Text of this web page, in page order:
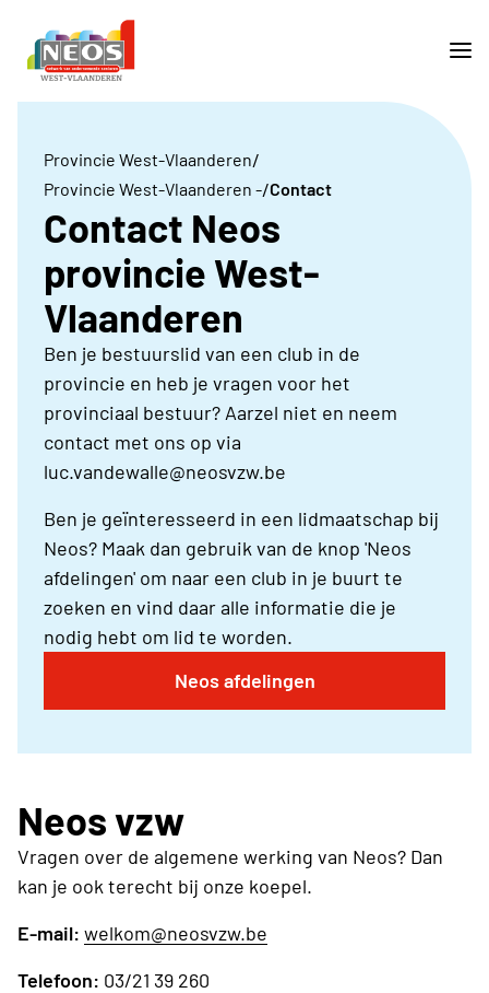
Provincie West-Vlaanderen/
Provincie West-Vlaanderen -/Contact
Contact Neos
provincie West-
Vlaanderen
Ben je bestuurslid van een club in de
provincie en heb je vragen voor het
provinciaal bestuur? Aarzel niet en neem
contact met ons op via
luc.vandewalle@neosvzw.be
Ben je geïnteresseerd in een lidmaatschap bij
Neos? Maak dan gebruik van de knop 'Neos
afdelingen' om naar een club in je buurt te
zoeken en vind daar alle informatie die je
nodig hebt om lid te worden.
Neos afdelingen
Neos vzw
Vragen over de algemene werking van Neos? Dan
kan je ook terecht bij onze koepel.
E-mail: welkom@neosvzw.be
Telefoon: 03/21 39 260